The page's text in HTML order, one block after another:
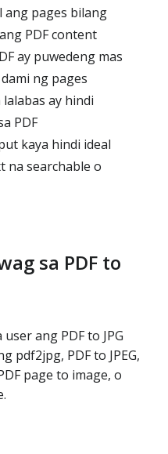
pages bilang
PDF content
ay puwedeng mas
ng pages
ay hindi
PDF
kaya hindi ideal
na searchable o
sa PDF to
ang PDF to JPG
pdf2jpg, PDF to JPEG,
page to image, o